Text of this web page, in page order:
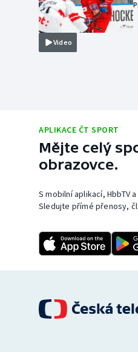
Video
APLIKACE ČT SPORT
Mějte celý
obrazovce.
S mobilní aplikací, HbbTV
Sledujte přímé přenosy,